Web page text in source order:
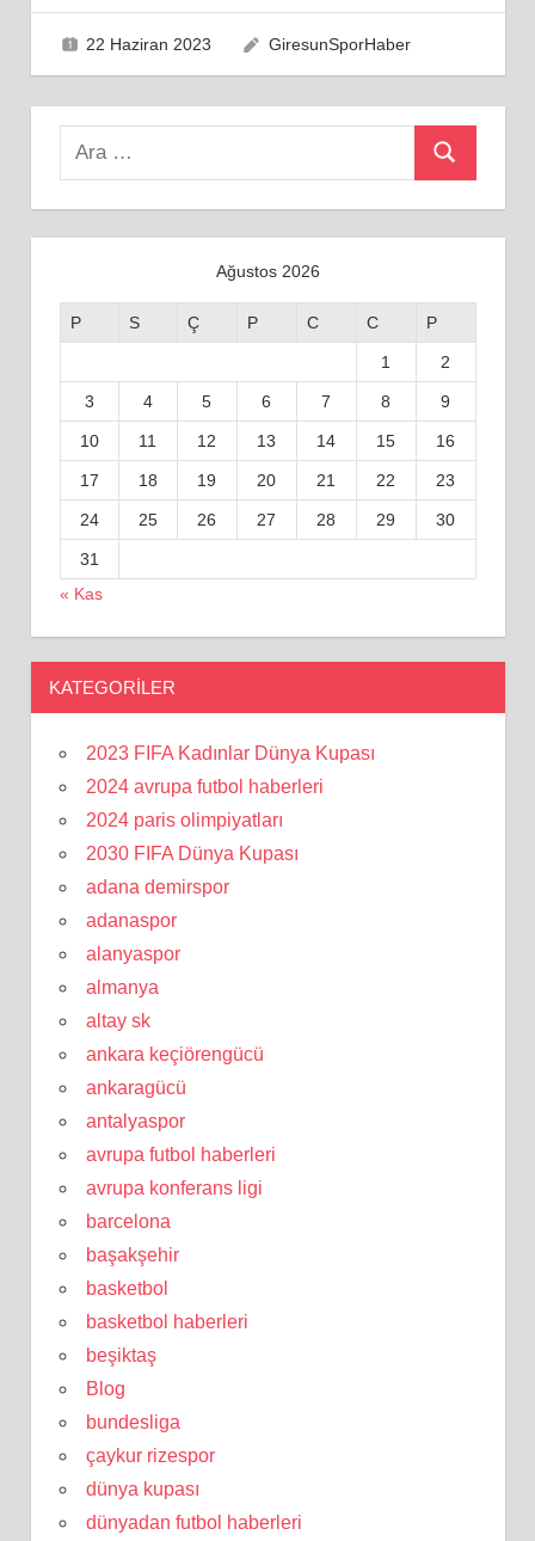
22 Haziran 2023 GiresunSporHaber
Search
Ara
Ağustos 2026
P S Ç P C C P
1 2
3 4 5 6 7 8 9
10 11 12 13 14 15 16
17 18 19 20 21 22 23
24 25 26 27 28 29 30
31
« Kas
KATEGORILER
2023 FIFA Kadınlar Dünya Kupası
2024 avrupa futbol haberleri
2024 paris olimpiyatları
2030 FIFA Dünya Kupası
adana demirspor
adanaspor
alanyaspor
almanya
altay sk
ankara keçiörengücü
ankaragücü
antalyaspor
avrupa futbol haberleri
avrupa konferans ligi
barcelona
başakşehir
basketbol
basketbol haberleri
beşiktaş
Blog
bundesliga
çaykur rizespor
dünya kupası
dünyadan futbol haberleri